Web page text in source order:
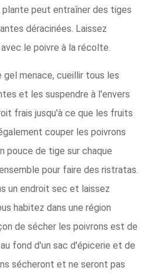
plante peut entraîner des tiges
déracinées. Laissez
le poivre à la récolte.
gel menace, cueillir tous les
et les suspendre à l'envers
frais jusqu'à ce que les fruits
couper les poivrons
pouce de tige sur chaque
pour faire des ristratas.
un endroit sec et laissez
habitez dans une région
de sécher les poivrons est de
fond d'un sac d'épicerie et de
sécheront et ne seront pas